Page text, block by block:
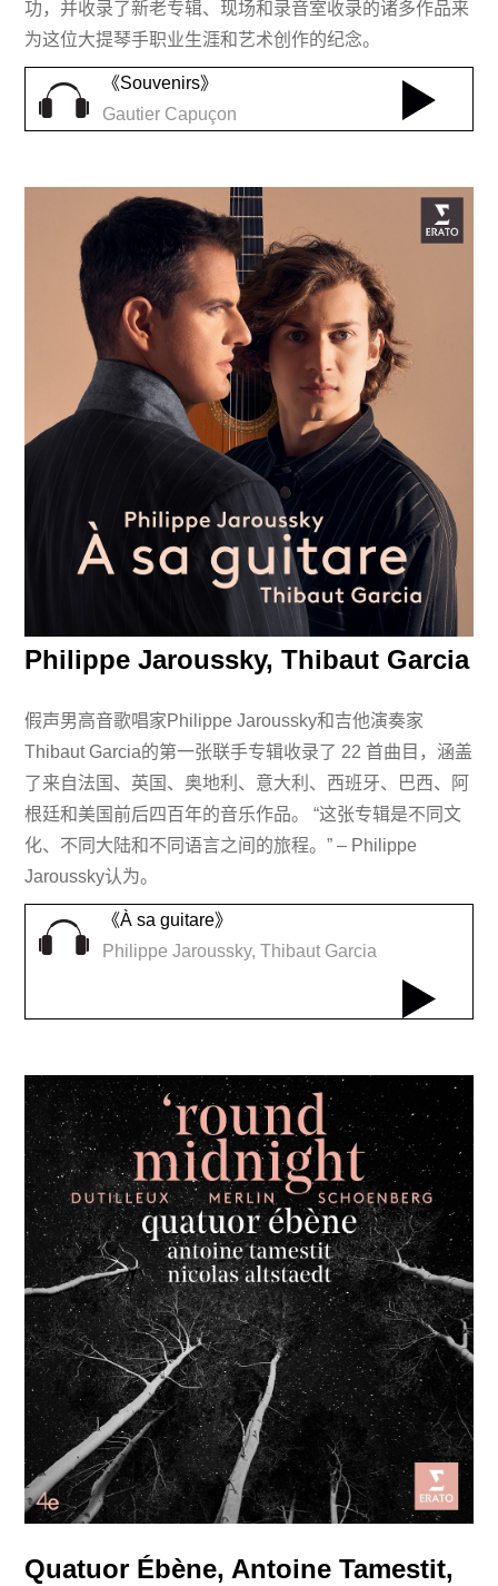
功，并收录了新老专辑、现场和录音室收录的诸多作品来
为这位大提琴手职业生涯和艺术创作的纪念。
《Souvenirs》
Gautier Capuçon
Philippe Jaroussky, Thibaut Garcia
假声男高音歌唱家Philippe Jaroussky和吉他演奏家
Thibaut Garcia的第一张联手专辑收录了 22 首曲目，涵盖
了来自法国、英国、奥地利、意大利、西班牙、巴西、阿
根廷和美国前后四百年的音乐作品。 “这张专辑是不同文
化、不同大陆和不同语言之间的旅程。” – Philippe
Jaroussky认为。
《À sa guitare》
Philippe Jaroussky, Thibaut Garcia
Quatuor Ébène, Antoine Tamestit,